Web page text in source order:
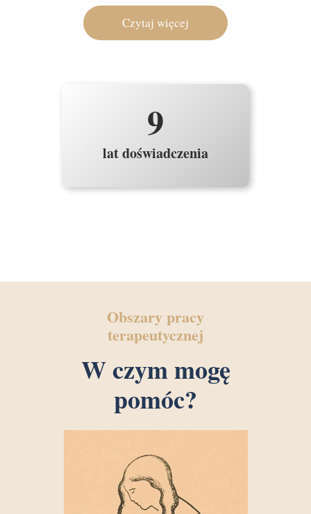
Czytaj więcej
lat doświadczenia
9
Obszary pracy
terapeutycznej
W czym mogę
pomóc?